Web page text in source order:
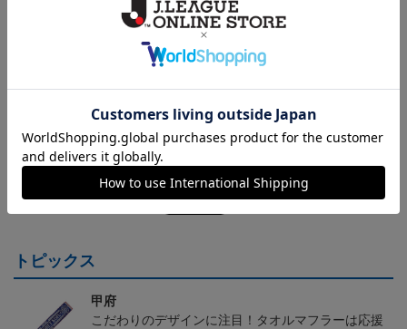
取り扱い商品によっては、パッケージやデザインなどの仕様が予
告なく変更になることがございます。
決済について
ヘルプページ
トピックス
甲府
こだわりのデザインに注目！タオルマフラーは応援